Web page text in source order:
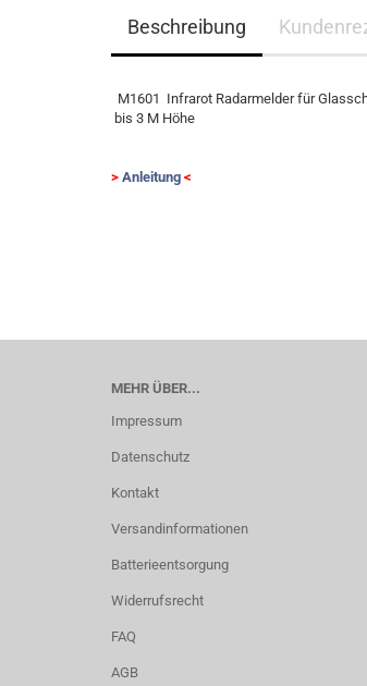
Beschreibung
M1601 Infrarot Radarmelder für
bis 3 M Höhe
> Anleitung <
MEHR ÜBER...
Impressum
Datenschutz
Kontakt
Versandinformationen
Batterieentsorgung
Widerrufsrecht
FAQ
AGB